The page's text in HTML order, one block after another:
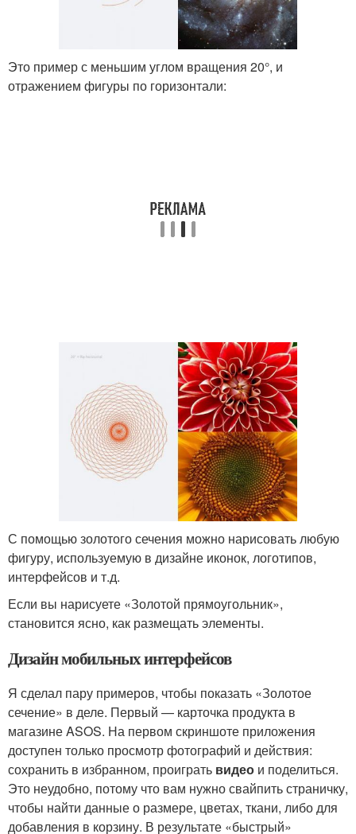
Это пример с меньшим углом вращения 20°, и
отражением фигуры по горизонтали:
С помощью золотого сечения можно нарисовать любую
фигуру, используемую в дизайне иконок, логотипов,
интерфейсов и т.д.
Если вы нарисуете «Золотой прямоугольник»,
становится ясно, как размещать элементы.
Дизайн мобильных интерфейсов
Я сделал пару примеров, чтобы показать «Золотое
сечение» в деле. Первый — карточка продукта в
магазине ASOS. На первом скриншоте приложения
доступен только просмотр фотографий и действия:
сохранить в избранном, проиграть видео и поделиться.
Это неудобно, потому что вам нужно свайпить страничку,
чтобы найти данные о размере, цветах, ткани, либо для
добавления в корзину. В результате «быстрый»